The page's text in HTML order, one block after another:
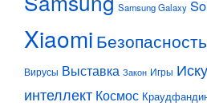
Samsung Galaxy
Xiaomi Безопасность
Вирусы Выставка Закон Игры
интеллект Космос